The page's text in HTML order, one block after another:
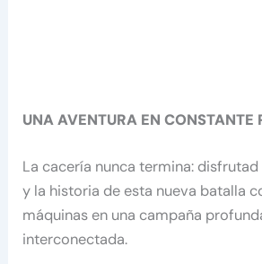
UNA AVENTURA EN CONSTANTE
La cacería nunca termina:
y la historia de esta nueva batalla
máquinas en una campaña
interconectada.